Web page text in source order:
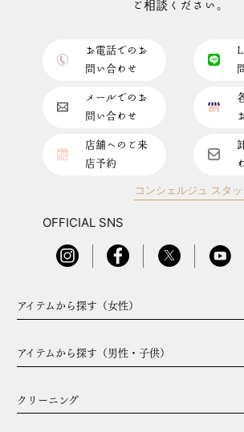
ご相談ください。
お電話でのお
問い合わせ
メールでのお
問い合わせ
店舗へのご来
店予約
コンシェルジュ スタ
OFFICIAL SNS
アイテムから探す（女性）
アイテムから探す（男性・子供）
クリーニング